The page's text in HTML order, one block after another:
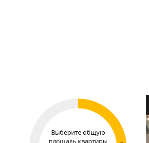
Выберите общую
площадь квартиры